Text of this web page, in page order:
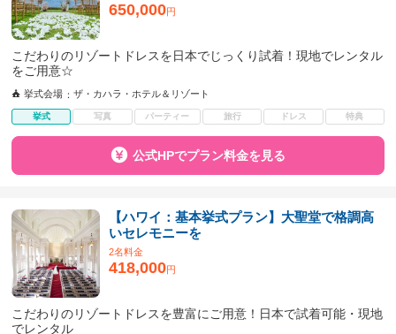
650,000円
こだわりのリゾートドレスを日本でじっくり試着！現地でレンタル
をご用意☆
挙式会場 ザ・カハラ・ホテル＆リゾート
挙式 写真 パーティー 旅行 ドレス 特典
公式HPでプラン料金を見る
【ハワイ：基本挙式プラン】大聖堂で格調高
いセレモニーを
2名料金
418,000円
こだわりのリゾートドレスを豊富にご用意！日本で試着可能・現地
でレンタル